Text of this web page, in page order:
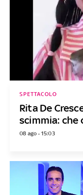
Rita De
scimmia: che
SPETTACOLO
08 ago - 15:03